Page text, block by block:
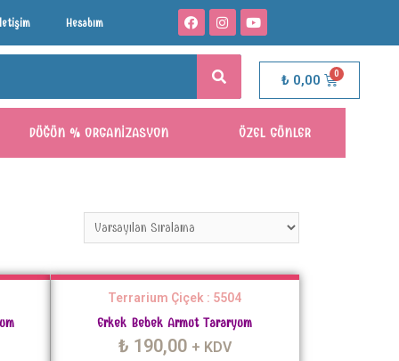
Hesabım
₺0,00
DÜĞÜN % ORGANIZASYON ÖZEL GÜNLER
Terrarium Çiçek : 5504
Erkek Bebek Armut Tararyum
₺ 190,00 + KDV